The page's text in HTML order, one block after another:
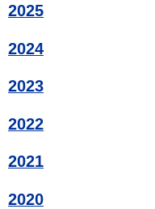
2025
2024
2023
2022
2021
2020